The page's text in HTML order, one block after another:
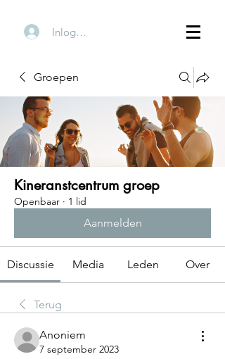
Inloggen
Groepen
Kineranstcentrum groep
Openbaar · 1 lid
Aanmelden
Discussie Media Leden Over
Terug
Anoniem
7 september 2023